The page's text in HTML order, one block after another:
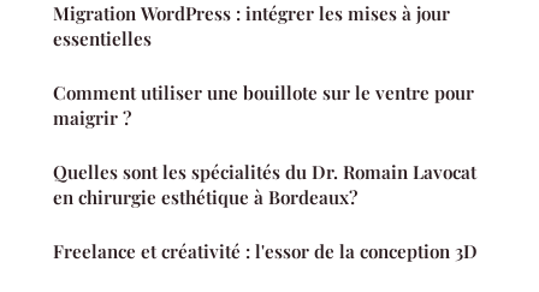
Migration WordPress : intégrer les mises à jour
essentielles
Comment utiliser une bouillote sur le ventre pour
maigrir ?
Quelles sont les spécialités du Dr. Romain Lavocat
en chirurgie esthétique à Bordeaux?
Freelance et créativité : l'essor de la conception 3D